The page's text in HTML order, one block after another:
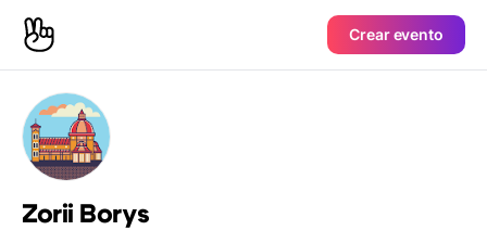
Crear evento
Zorii Borys